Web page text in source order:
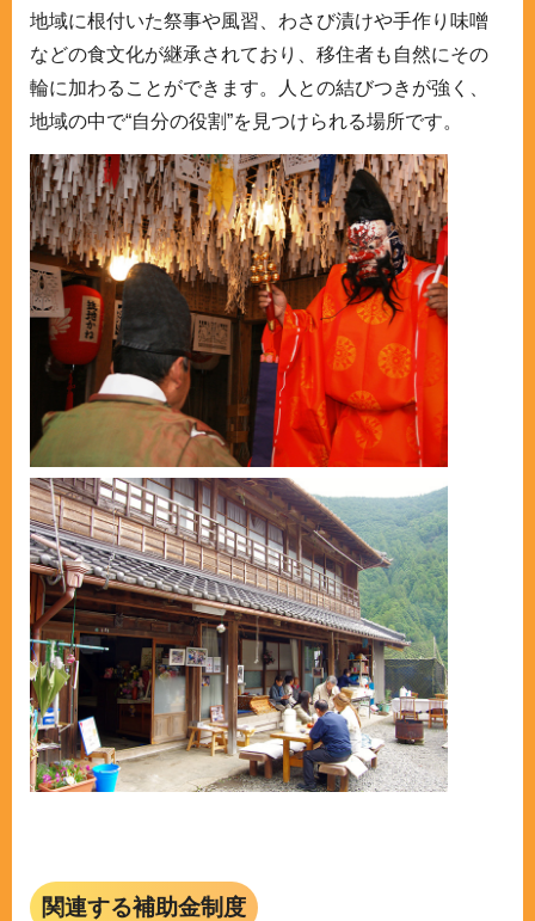
地域に根付いた祭事や風習、わさび漬けや手作り味噌
などの食文化が継承されており、移住者も自然にその
輪に加わることができます。人との結びつきが強く、
地域の中で“自分の役割”を見つけられる場所です。
関連する補助金制度